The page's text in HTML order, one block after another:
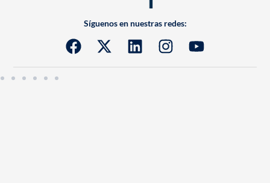
Síguenos en nuestras redes: